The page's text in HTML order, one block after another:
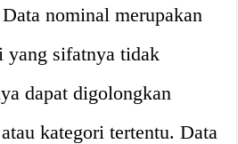
nominal merupakan
yang sifatnya tidak
dapat digolongkan
kategori tertentu. Data